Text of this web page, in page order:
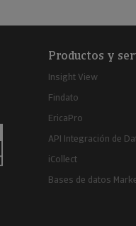
Productos y
Insight View
Findato
EricaPro
API Integración de
iCollect
Bases de datos